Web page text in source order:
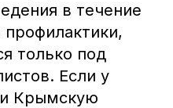
в течение
профилактики,
только под
Если у
Крымскую